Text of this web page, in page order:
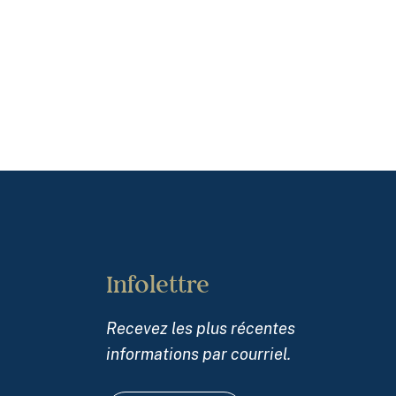
Infolettre
Recevez les plus récentes
informations par courriel.